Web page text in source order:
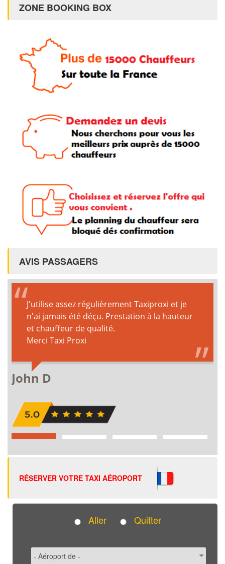
ZONE BOOKING BOX
AVIS PASSAGERS
RÉSERVER VOTRE TAXI AÉROPORT
Aller Quitter